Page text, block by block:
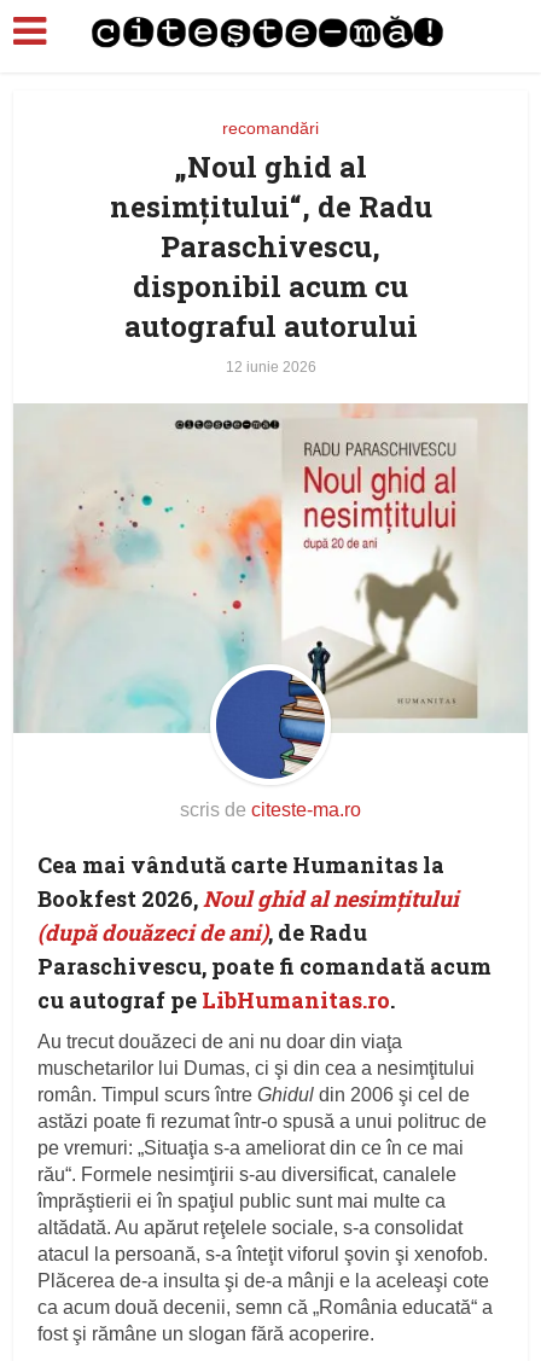
recomandări
„Noul ghid al
nesimțitului“, de Radu
Paraschivescu,
disponibil acum cu
autograful autorului
12 iunie 2026
scris de citeste-ma.ro
Cea mai vândută carte Humanitas la
Bookfest 2026,Noul ghid al nesimțitului
(după douăzeci de ani), de Radu
Paraschivescu, poate fi comandată acum
cu autograf pe LibHumanitas.ro.
Au trecut douăzeci de ani nu doar din viaţa
muschetarilor lui Dumas, ci şi din cea a nesimţitului
român. Timpul scurs întreGhidul din 2006 şi cel de
astăzi poate fi rezumat într-o spusă a unui politruc de
pe vremuri: „Situaţia s-a ameliorat din ce în ce mai
rău“. Formele nesimţirii s-au diversificat, canalele
împrăştierii ei în spaţiul public sunt mai multe ca
altădată. Au apărut reţelele sociale, s-a consolidat
atacul la persoană, s-a înteţit viforul şovin şi xenofob.
Plăcerea de-a insulta şi de-a mânji e la aceleaşi cote
ca acum două decenii, semn că „România educată“ a
fost şi rămâne un slogan fără acoperire.